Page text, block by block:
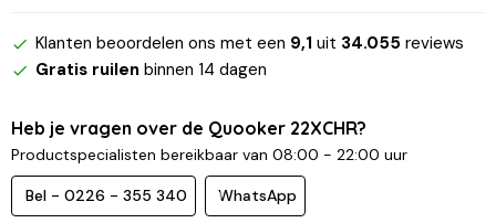
Klanten beoordelen ons met een 9,1 uit 34.055 reviews
Gratis ruilen binnen 14 dagen
Heb je vragen over de Quooker 22XCHR?
Productspecialisten bereikbaar van 08:00 - 22:00 uur
Bel - 0226 - 355 340 WhatsApp